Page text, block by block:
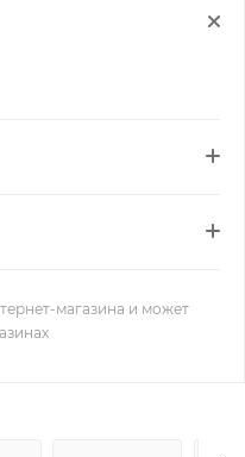
магазина и может